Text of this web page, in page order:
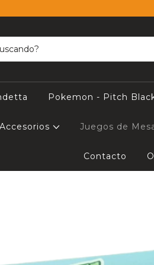
Pokemon - Pitch
Juegos de
Contacto